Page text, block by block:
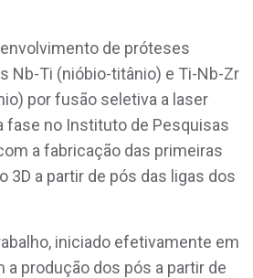
de próteses
Nb-Ti (nióbio-titânio) e Ti-Nb-Zr
por fusão seletiva a laser
fase no Instituto de Pesquisas
a fabricação das primeiras
3D a partir de pós das ligas dos
iniciado efetivamente em
a produção dos pós a partir de